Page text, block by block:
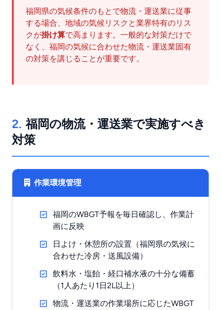
福岡県の気候条件のもとで物流・運送業に従事
する場合、地域の気候リスクと業界特有のリス
クが掛け算で高まります。一般的な対策だけで
なく、福岡の気候に合わせた物流・運送業固有
の対策を講じることが重要です。
2. 福岡の物流・運送業で実施すべき
対策
作業環境管理
福岡のWBGT予報を毎日確認し、作業計
画に反映
日よけ・休憩所の設置（福岡県の気候に
合わせた冷房・送風設備）
飲料水・塩飴・経口補水液の十分な備蓄
（1人あたり1日2L以上）
物流・運送業の作業場所に応じたWBGT